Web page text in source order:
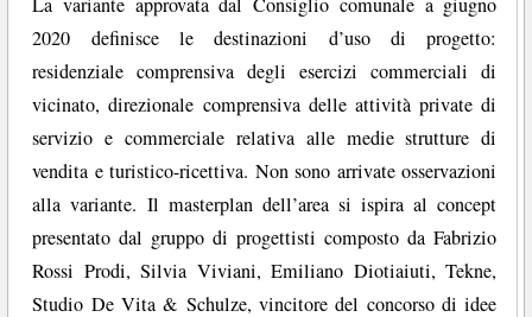
2020 definisce le destinazioni d’uso di progetto:
residenziale comprensiva degli esercizi commerciali di
vicinato, direzionale comprensiva delle attività private di
servizio e commerciale relativa alle medie strutture di
vendita e turistico-ricettiva. Non sono arrivate osservazioni
alla variante. Il masterplan dell’area si ispira al concept
presentato dal gruppo di progettisti composto da Fabrizio
Rossi Prodi, Silvia Viviani, Emiliano Diotiaiuti, Tekne,
Studio De Vita & Schulze, vincitore del concorso di idee